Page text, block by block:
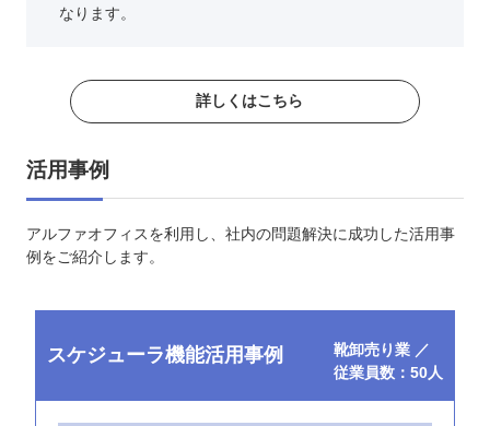
なります。
詳しくはこちら
活用事例
アルファオフィスを利用し、社内の問題解決に成功した活用事
例をご紹介します。
スケジューラ機能活用事例
靴卸売り業 ／
従業員数：50人